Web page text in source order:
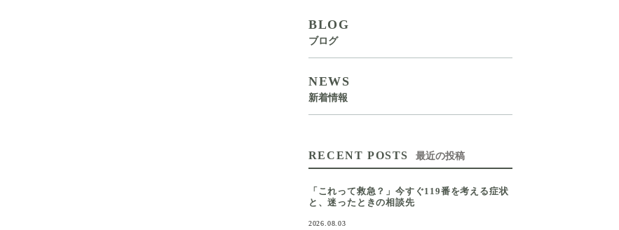
BLOG
ブログ
NEWS
新着情報
RECENT POSTS 最近の投稿
「これって救急？」今すぐ119番を考える症状
と、迷ったときの相談先
2026.08.03